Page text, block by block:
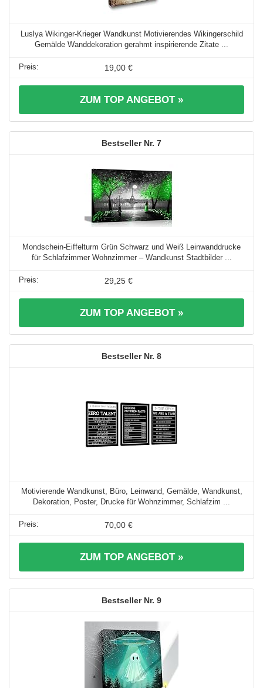
Luslya Wikinger-Krieger Wandkunst Motivierendes Wikingerschild
Gemälde Wanddekoration gerahmt inspirierende Zitate ...
19,00 €
ZUM TOP ANGEBOT »
7
Mondschein-Eiffelturm Grün Schwarz und Weiß Leinwanddrucke
für Schlafzimmer Wohnzimmer – Wandkunst Stadtbilder ...
29,25 €
ZUM TOP ANGEBOT »
8
Motivierende Wandkunst, Büro, Leinwand, Gemälde, Wandkunst,
Dekoration, Poster, Drucke für Wohnzimmer, Schlafzim ...
70,00 €
ZUM TOP ANGEBOT »
9